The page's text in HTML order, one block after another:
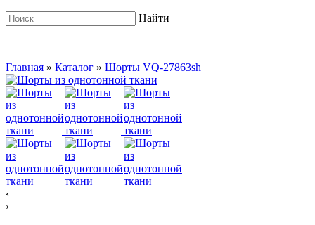
Найти
Главная » Каталог » Шорты VQ-27863sh
‹
›